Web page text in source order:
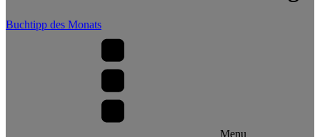
Buchtipp des Monats
Menu